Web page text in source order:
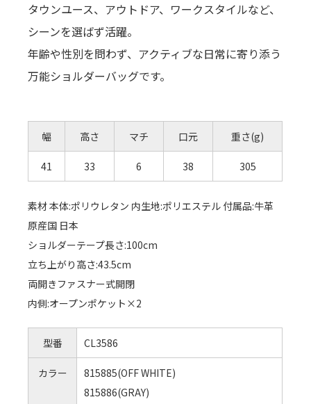
タウンユース、アウトドア、ワークスタイルなど、
シーンを選ばず活躍。
年齢や性別を問わず、アクティブな日常に寄り添う
万能ショルダーバッグです。
幅 高さ マチ 口元 重さ(g)
41 33 6 38 305
素材 本体:ポリウレタン 内生地:ポリエステル 付属品:牛革
原産国 日本
ショルダーテープ長さ:100cm
立ち上がり高さ:43.5cm
両開きファスナー式開閉
内側:オープンポケット×2
型番 CL3586
カラー
815885(OFF WHITE)
815886(GRAY)